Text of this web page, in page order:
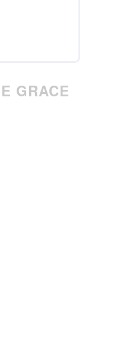
GRACE